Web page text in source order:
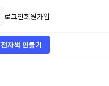
로그인회원가입
전자책 만들기